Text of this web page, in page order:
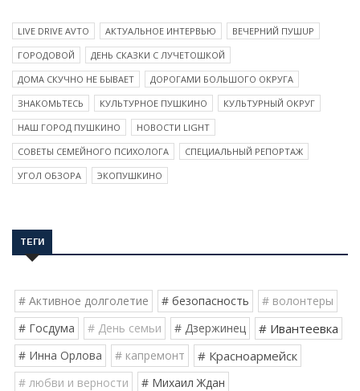
LIVE DRIVE AVTO АКТУАЛЬНОЕ ИНТЕРВЬЮ
ВЕЧЕРНИЙ ПУШUP
ГОРОДОВОЙ
ДЕНЬ СКАЗКИ С ЛУЧЕТОШКОЙ
ДОМА СКУЧНО НЕ БЫВАЕТ
ДОРОГАМИ БОЛЬШОГО ОКРУГА
ЗНАКОМЬТЕСЬ
КУЛЬТУРНОЕ ПУШКИНО
КУЛЬТУРНЫЙ ОКРУГ
НАШ ГОРОД ПУШКИНО
НОВОСТИ LIGHT
СОВЕТЫ СЕМЕЙНОГО ПСИХОЛОГА
СПЕЦИАЛЬНЫЙ РЕПОРТАЖ
УГОЛ ОБЗОРА
ЭКОПУШКИНО
ТЕГИ
# Активное долголетие # безопасность
# волонтеры
# Госдума
# День семьи # Дзержинец # Ивантеевка
# Инна Орлова # капремонт # Красноармейск
# любви и верности # Михаил Ждан